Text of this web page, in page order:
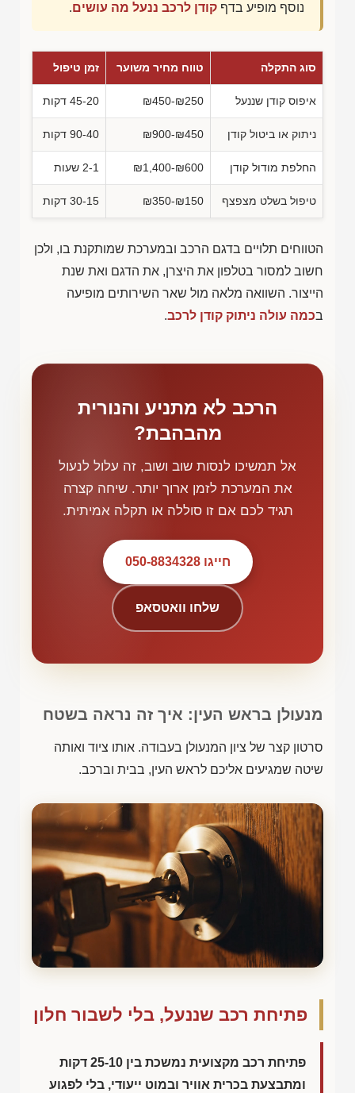
נוסף מופיע בדף קודן לרכב ננעל מה עושים.
סוג התקלה טווח מחיר משוער זמן טיפול
איפוס קודן שננעל ₪450-₪250 45-20 דקות
ניתוק או ביטול קודן ₪900-₪450 90-40 דקות
החלפת מודול קודן ₪1,400-₪600 2-1 שעות
טיפול בשלט מצפצף ₪350-₪150 30-15 דקות
הטווחים תלויים בדגם הרכב ובמערכת שמותקנת בו, ולכן
חשוב למסור בטלפון את היצרן, את הדגם ואת שנת
הייצור. השוואה מלאה מול שאר השירותים מופיעה
בכמה עולה ניתוק קודן לרכב.
הרכב לא מתניע והנורית
מהבהבת?
אל תמשיכו לנסות שוב ושוב, זה עלול לנעול
את המערכת לזמן ארוך יותר. שיחה קצרה
תגיד לכם אם זו סוללה או תקלה אמיתית.
חייגו 050-8834328
שלחו וואטסאפ
מנעולן בראש העין: איך זה נראה בשטח
סרטון קצר של ציון המנעולן בעבודה. אותו ציוד ואותה
שיטה שמגיעים אליכם לראש העין, בבית וברכב.
פתיחת רכב שננעל, בלי לשבור חלון
פתיחת רכב מקצועית נמשכת בין 25-10 דקות
ומתבצעת בכרית אוויר ובמוט ייעודי, בלי לפגוע